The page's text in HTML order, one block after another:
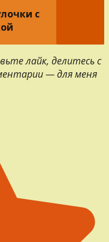
с
лайк, делитесь с
— для меня